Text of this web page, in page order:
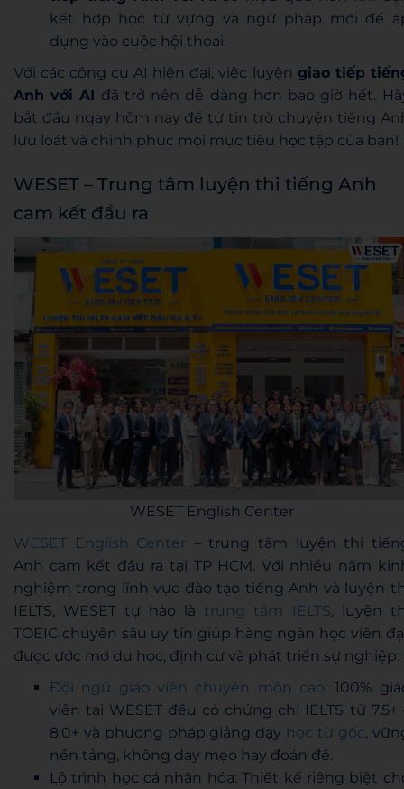
kết hợp học từ vựng và ngữ pháp mới để
dụng vào cuộc hội thoại.
Với các công cụ AI hiện đại, việc luyện giao tiếp
Anh với AI đã trở nên dễ dàng hơn bao giờ hết.
bắt đầu ngay hôm nay để tự tin trò chuyện tiếng
lưu loát và chinh phục mọi mục tiêu học tập của bạn!
WESET – Trung tâm luyện thi tiếng Anh
cam kết đầu ra
WESET English Center
WESET English Center – trung tâm luyện thi
Anh cam kết đầu ra tại TP HCM. Với nhiều năm
nghiệm trong lĩnh vực đào tạo tiếng Anh và luyện
IELTS, WESET tự hào là trung tâm IELTS, luyện
TOEIC chuyên sâu uy tín giúp hàng ngàn học viên
được ước mơ du học, định cư và phát triển sự nghiệp:
Đội ngũ giáo viên chuyên môn cao: 100%
viên tại WESET đều có chứng chỉ IELTS từ 7.5+
8.0+ và phương pháp giảng dạy học từ gốc,
nền tảng, không dạy mẹo hay đoán đề.
Lộ trình học cá nhân hóa: Thiết kế riêng biệt